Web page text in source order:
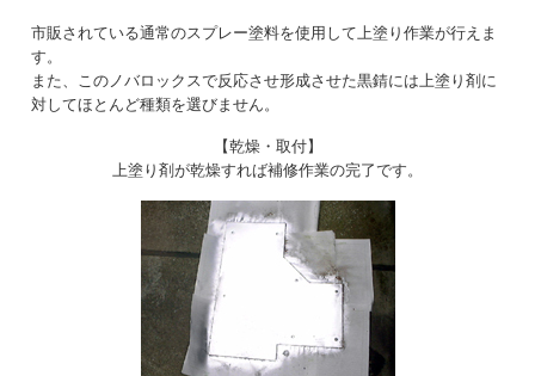
市販されている通常のスプレー塗料を使用して上塗り作業が行えま
す。
また、このノバロックスで反応させ形成させた黒錆には上塗り剤に
対してほとんど種類を選びません。
【乾燥・取付】
上塗り剤が乾燥すれば補修作業の完了です。